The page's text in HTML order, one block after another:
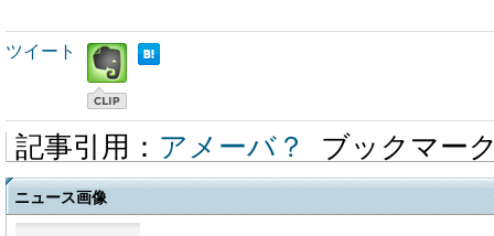
ツイート
記事引用： アメーバ？ ブックマー
ニュース画像